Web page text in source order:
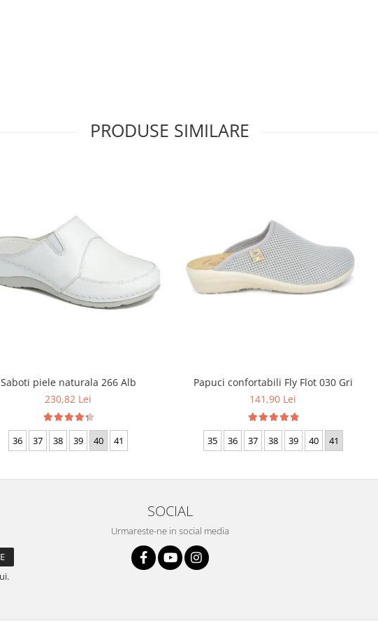
PRODUSE SIMILARE
Saboti piele naturala 266 Alb
230,82 Lei
36 37 38 39 40 41
Papuci confortabili Fly Flot 030 Gri
141,90 Lei
35 36 37 38 39 40 41
SOCIAL
Urmareste-ne in social media